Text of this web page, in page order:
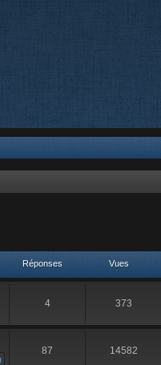
Réponses Vues
4 373
87 14582